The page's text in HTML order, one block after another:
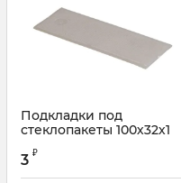
Подкладки под
стеклопакеты 100х32х1
3 ₽